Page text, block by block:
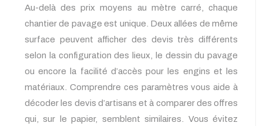
Au-delà des prix moyens au mètre carré, chaque
chantier de pavage est unique. Deux allées de même
surface peuvent afficher des devis très différents
selon la configuration des lieux, le dessin du pavage
ou encore la facilité d’accès pour les engins et les
matériaux. Comprendre ces paramètres vous aide à
décoder les devis d’artisans et à comparer des offres
qui, sur le papier, semblent similaires. Vous évitez